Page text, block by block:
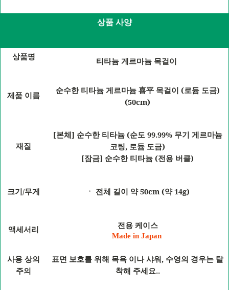
상품 사양
상품명 티타늄 게르마늄 목걸이
제품 이름
순수한 티타늄 게르마늄 喜平 목걸이 (로듐 도금)
(50cm)
재질
[본체 ] 순수한 티타늄(순도 99.99% 무기
게르마늄
코팅, 로듐 도금)
[잠금] 순수한 티타늄 (전용 버클)
크기 /무게 ㆍ 전체 길이 약50cm (약14g)
액세서리 전용 케이스
Made in Japan
사용 상의
주의
표면 보호를 위해 목욕 이나 샤워 , 수영의 경우는 탈
착해 주세요..